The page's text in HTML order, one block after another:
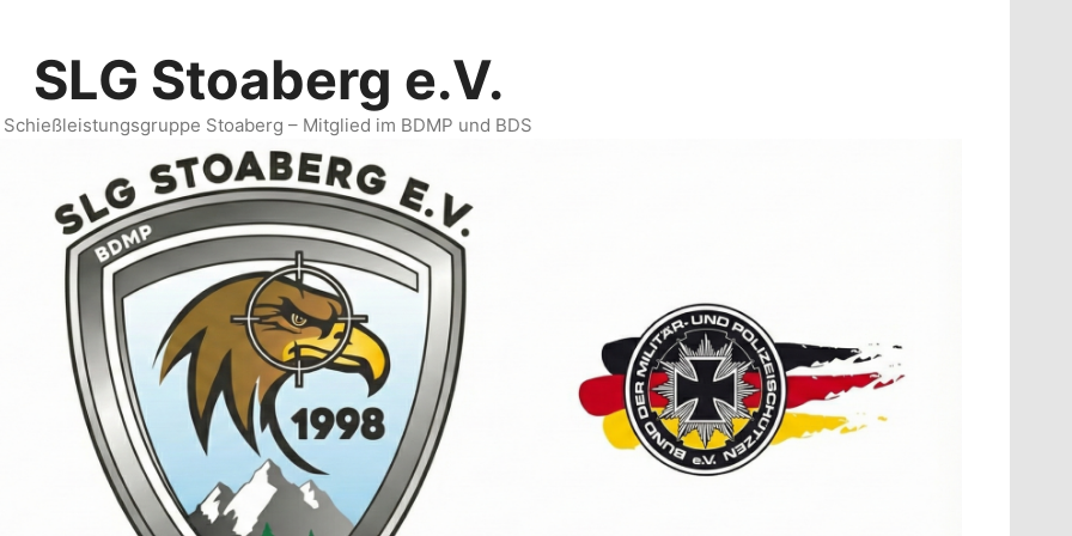
SLG Stoaberg e.V.
Schießleistungsgruppe Stoaberg – Mitglied im BDMP und BDS